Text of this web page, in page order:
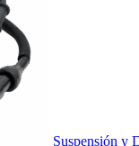
Suspensión y